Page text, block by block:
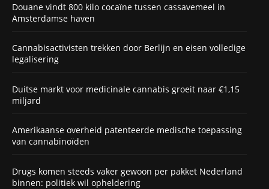
Douane vindt 800 kilo cocaïne tussen cassavemeel in
Amsterdamse haven
Cannabisactivisten trekken door Berlijn en eisen volledige
legalisering
Duitse markt voor medicinale cannabis groeit naar €1,15
miljard
Amerikaanse overheid patenteerde medische toepassing
van cannabinoïden
Drugs komen steeds vaker gewoon per pakket Nederland
binnen: politiek wil opheldering